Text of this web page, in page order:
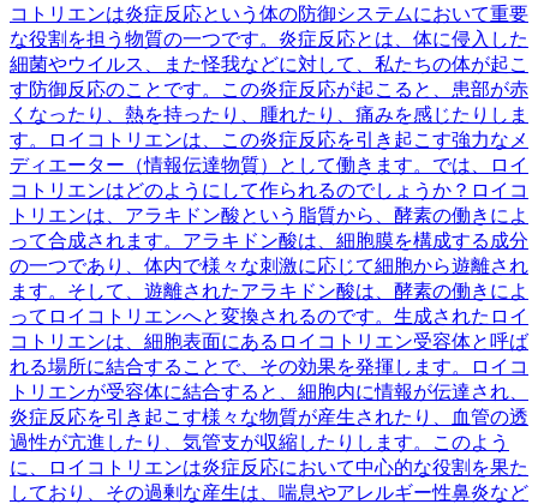
コトリエンは炎症反応という体の防御システムにおいて重要
な役割を担う物質の一つです。炎症反応とは、体に侵入した
細菌やウイルス、また怪我などに対して、私たちの体が起こ
す防御反応のことです。この炎症反応が起こると、患部が赤
くなったり、熱を持ったり、腫れたり、痛みを感じたりしま
す。ロイコトリエンは、この炎症反応を引き起こす強力なメ
ディエーター（情報伝達物質）として働きます。では、ロイ
コトリエンはどのようにして作られるのでしょうか？ロイコ
トリエンは、アラキドン酸という脂質から、酵素の働きによ
って合成されます。アラキドン酸は、細胞膜を構成する成分
の一つであり、体内で様々な刺激に応じて細胞から遊離され
ます。そして、遊離されたアラキドン酸は、酵素の働きによ
ってロイコトリエンへと変換されるのです。生成されたロイ
コトリエンは、細胞表面にあるロイコトリエン受容体と呼ば
れる場所に結合することで、その効果を発揮します。ロイコ
トリエンが受容体に結合すると、細胞内に情報が伝達され、
炎症反応を引き起こす様々な物質が産生されたり、血管の透
過性が亢進したり、気管支が収縮したりします。このよう
に、ロイコトリエンは炎症反応において中心的な役割を果た
しており、その過剰な産生は、喘息やアレルギー性鼻炎など